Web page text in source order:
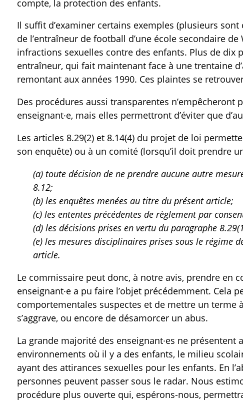
compte, la protection des enfants.
Il suffit d’examiner certains exemples (plusieurs
de l’entraîneur de football d’une école secondaire
infractions sexuelles contre des enfants. Plus de dix
entraîneur, qui fait maintenant face à une trentaine
remontant aux années 1990. Ces plaintes se
Des procédures aussi transparentes n’empêcheront
enseignant·e, mais elles permettront d’éviter que
Les articles 8.29(2) et 8.14(4) du projet de loi
son enquête) ou à un comité (lorsqu’il doit prendre
(a) toute décision de ne prendre aucune autre
8.12;
(b) les enquêtes menées au titre du présent article;
(c) les ententes précédentes de règlement par
(d) les décisions prises en vertu du paragraphe
(e) les mesures disciplinaires prises sous le régime
article.
Le commissaire peut donc, à notre avis, prendre en
enseignant·e a pu faire l’objet précédemment. Cela
comportementales suspectes et de mettre un terme
s’aggrave, ou encore de désamorcer un abus.
La grande majorité des enseignant·es ne présentent
environnements où il y a des enfants, le milieu
ayant des attirances sexuelles pour les enfants. En
personnes peuvent passer sous le radar. Nous
procédure plus ouverte qui, espérons-nous,